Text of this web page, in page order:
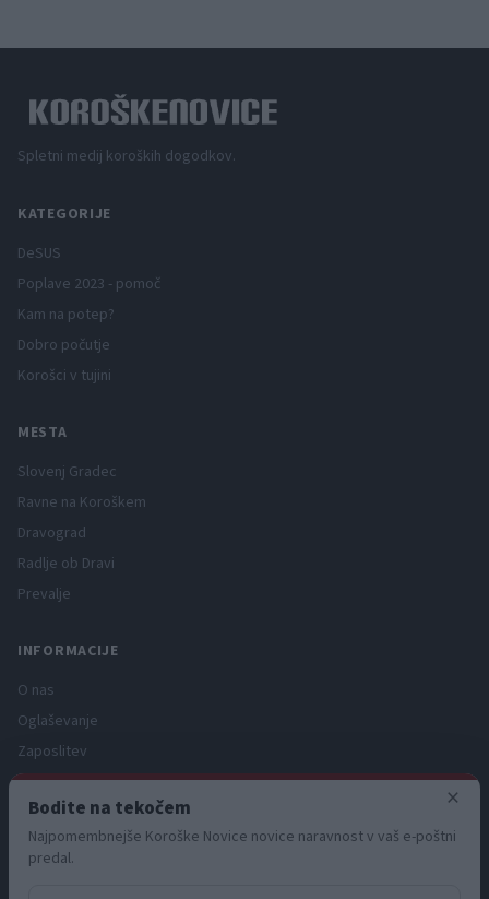
Spletni medij koroških dogodkov.
KATEGORIJE
DeSUS
Poplave 2023 - pomoč
Kam na potep?
Dobro počutje
Korošci v tujini
MESTA
Slovenj Gradec
Ravne na Koroškem
Dravograd
Radlje ob Dravi
Prevalje
INFORMACIJE
O nas
Oglaševanje
Zaposlitev
Pravno obvestilo
Zasebnost in piškotki
Storitve
×
Bodite na tekočem
Najpomembnejše Koroške Novice novice naravnost v vaš e-poštni
predal.